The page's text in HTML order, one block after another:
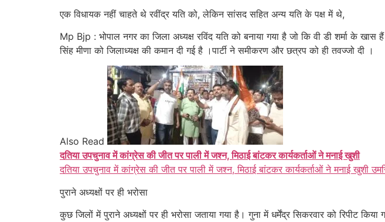
एक विधायक नहीं चाहते थे रवींद्र यति को, लेकिन सांसद सहित अन्य यति के पक्ष में थे,
Mp Bjp : भोपाल नगर का जिला अध्यक्ष रविंद यति को बनाया गया है जो कि वी डी शर्मा के खास हैं
सिंह मीणा को जिलाध्यक्ष की कमान दी गई है ।पार्टी ने समीकरण और छत्रप को ही तवज्जो दी ।
Also Read
दतिया उपचुनाव में कांग्रेस की जीत पर पाली में जश्न, मिठाई बांटकर कार्यकर्ताओं ने मनाई खुशी
दतिया उपचुनाव में कांग्रेस की जीत पर पाली में जश्न, मिठाई बांटकर कार्यकर्ताओं ने मनाई खुशी
पुराने अध्यक्षों पर ही भरोसा
कुछ जिलों में पुराने अध्यक्षों पर ही भरोसा जताया गया है। गुना में धर्मेंद्र सिकरवार को रिपीट